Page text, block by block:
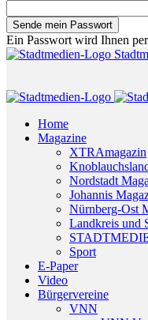
Ein Passwort wird Ihnen
Home
Magazine
XTRAmagazin
Nordstadt
Johannis
Nürnberg-Ost
Landkreis und
Sport
E-Paper
Video
Bürgervereine
VNN